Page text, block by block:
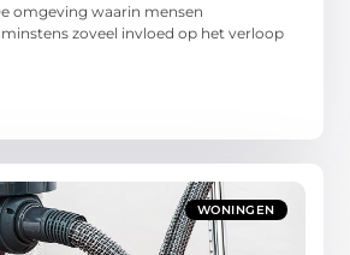
omgeving waarin mensen
zoveel invloed op het verloop
WONINGEN